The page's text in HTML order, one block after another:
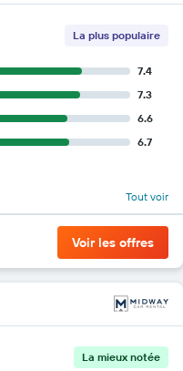
La plus populaire
7.4
7.3
6.6
6.7
Tout voir
Voir les offres
La mieux notée